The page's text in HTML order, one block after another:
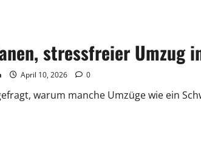
stressfreier Umzug
April 10, 2026 0
warum manche Umzüge wie ein